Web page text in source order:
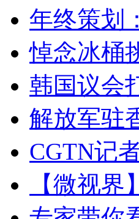
年终策划
悼念冰桶
韩国议会
解放军驻
CGTN记
【微视